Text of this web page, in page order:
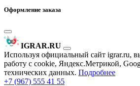
Оформление заказа
IGRAR.RU
Используя официальный сайт igrar.ru,
работу с cookie, Яндекс.Метрикой,
технических данных. Подробнее
+7 (967) 555 41 55